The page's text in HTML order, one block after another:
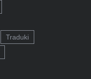
Traduki